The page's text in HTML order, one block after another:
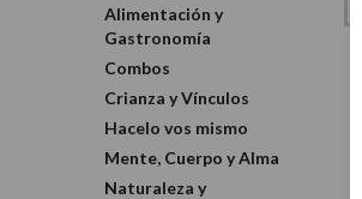
Alimentación y
Gastronomía
Combos
Crianza y Vínculos
Hacelo vos mismo
Mente, Cuerpo y Alma
Naturaleza y